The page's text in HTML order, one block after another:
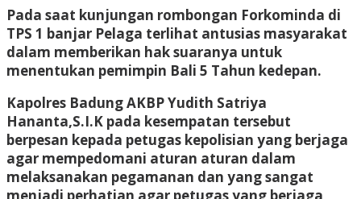
Pada saat kunjungan rombongan Forkominda di
TPS 1 banjar Pelaga terlihat antusias masyarakat
dalam memberikan hak suaranya untuk
menentukan pemimpin Bali 5 Tahun kedepan.
Kapolres Badung AKBP Yudith Satriya
Hananta,S.I.K pada kesempatan tersebut
berpesan kepada petugas kepolisian yang berjaga
agar mempedomani aturan aturan dalam
melaksanakan pegamanan dan yang sangat
menjadi perhatian agar petugas yang berjaga